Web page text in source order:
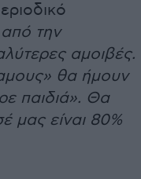
την
αμοιβές.
θα ήμουν
παιδιά». Θα
μας είναι 80%